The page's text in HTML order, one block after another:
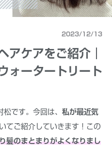
2023/12/13
アケアをご紹介｜
ォータートリート
です。今回は、 私が最近気
てご紹介していきます！この
髪のまとまりがよくなりまし